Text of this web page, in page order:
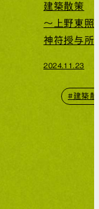
建築散策
～上野東照
神符授与所
2024.11.23
#建築散